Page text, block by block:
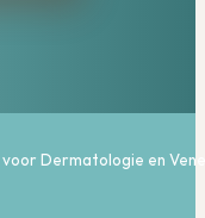
Dermatologie en